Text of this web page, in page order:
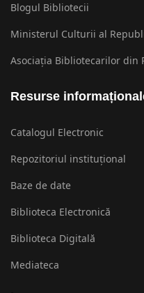
Blogul Bibliotecii
Ministerul Culturii al
Asociația Bibliotecarilor din
Resurse
Catalogul Electronic
Repozitoriul instituțional
Baze de date
Biblioteca Electronică
Biblioteca Digitală
Mediateca